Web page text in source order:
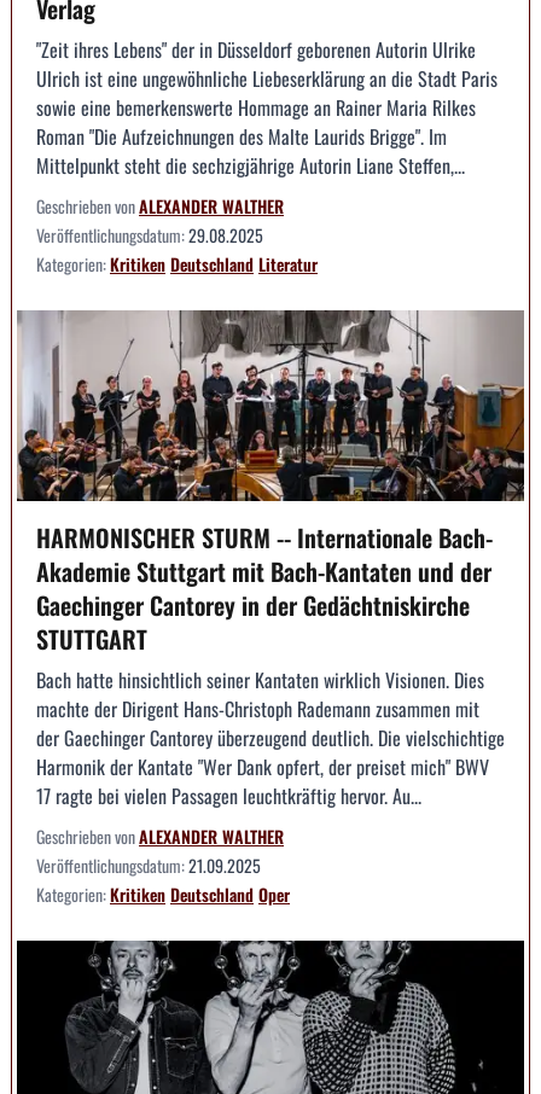
Verlag
"Zeit ihres Lebens" der in Düsseldorf geborenen Autorin Ulrike
Ulrich ist eine ungewöhnliche Liebeserklärung an die Stadt Paris
sowie eine bemerkenswerte Hommage an Rainer Maria Rilkes
Roman "Die Aufzeichnungen des Malte Laurids Brigge". Im
Mittelpunkt steht die sechzigjährige Autorin Liane Steffen,...
Geschrieben vonALEXANDER WALTHER
Veröffentlichungsdatum:29.08.2025
Kategorien:KritikenDeutschlandLiteratur
HARMONISCHER STURM -- Internationale Bach-
Akademie Stuttgart mit Bach-Kantaten und der
Gaechinger Cantorey in der Gedächtniskirche
STUTTGART
Bach hatte hinsichtlich seiner Kantaten wirklich Visionen. Dies
machte der Dirigent Hans-Christoph Rademann zusammen mit
der Gaechinger Cantorey überzeugend deutlich. Die vielschichtige
Harmonik der Kantate "Wer Dank opfert, der preiset mich" BWV
17 ragte bei vielen Passagen leuchtkräftig hervor. Au...
Geschrieben vonALEXANDER WALTHER
Veröffentlichungsdatum:21.09.2025
Kategorien:KritikenDeutschlandOper